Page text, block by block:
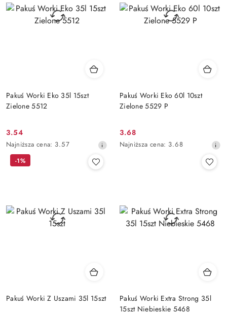
Pakuś Worki Eko 35l 15szt
Zielone 5512
Cena
promocyjna:
3.54
Najniższa
cena
Najniższa cena: 3.57
Pakuś Worki Eko 60l 10szt
Zielone 5529 P
Cena
promocyjna:
3.68
Najniższa
Najniższa cena: 3.68
Pakuś Worki Z Uszami 35l 15szt
-1%
Pakuś Worki Extra Strong 35l
15szt Niebieskie 5468